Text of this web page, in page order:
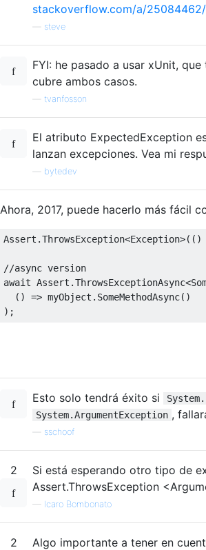
stackoverflow.com/a/25084462/
steve
FYI: he pasado a usar xUnit, que
cubre ambos casos.
tvanfosson
El atributo ExpectedException
lanzan excepciones. Vea mi
bytedev
Ahora, 2017, puede hacerlo más fácil
Assert .ThrowsException<Exception>(()
//async version
await Assert .ThrowsExceptionAsync<
()
=> myObject . SomeMethodAsync()
);
Esto solo tendrá éxito si
System.ArgumentException ,
sschoof
2
Si está esperando otro tipo de
Assert.ThrowsException
— Icaro Bombonato
2 Algo importante a tener en